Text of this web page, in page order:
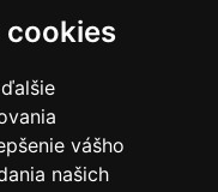
cookies
vášho
našich